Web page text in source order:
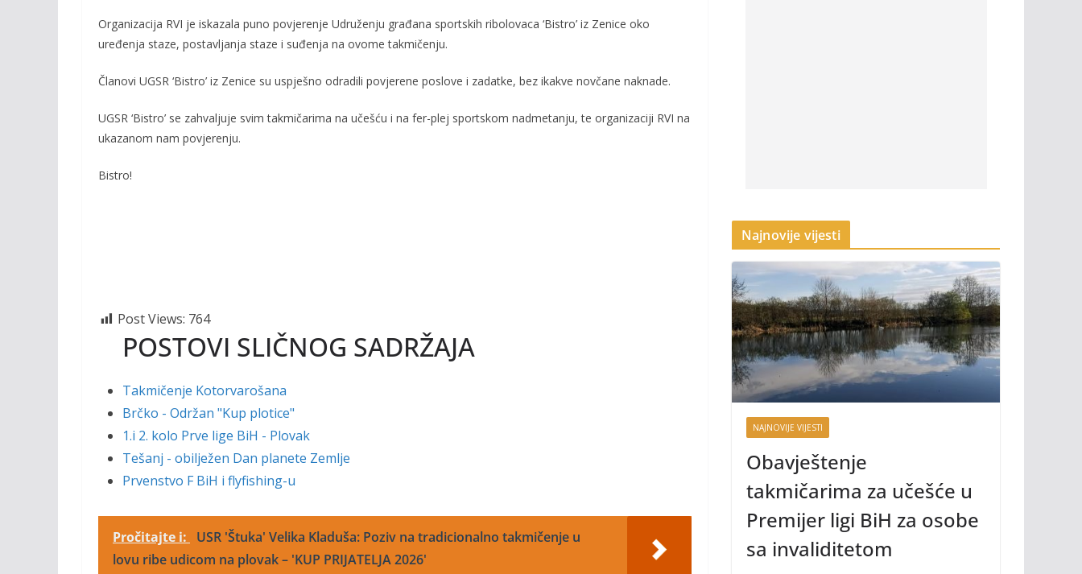
Organizacija RVI je iskazala puno povjerenje Udruženju građana sportskih ribolovaca ‘Bistro’ iz Zenice oko
uređenja staze, postavljanja staze i suđenja na ovome takmičenju.
Članovi UGSR ‘Bistro’ iz Zenice su uspješno odradili povjerene poslove i zadatke, bez ikakve novčane naknade.
UGSR ‘Bistro’ se zahvaljuje svim takmičarima na učešću i na fer-plej sportskom nadmetanju, te organizaciji RVI na
ukazanom nam povjerenju.
Bistro!
Post Views: 764
POSTOVI SLIČNOG SADRŽAJA
Takmičenje Kotorvarošana
Brčko - Održan "Kup plotice"
1.i 2. kolo Prve lige BiH - Plovak
Tešanj - obilježen Dan planete Zemlje
Prvenstvo F BiH i flyfishing-u
Pročitajte i:
USR 'Štuka' Velika Kladuša: Poziv na tradicionalno takmičenje u
lovu ribe udicom na plovak – 'KUP PRIJATELJA 2026'
Najnovije vijesti
NAJNOVIJE VIJESTI
Obavještenje
takmičarima za učešće u
Premijer ligi BiH za osobe
sa invaliditetom